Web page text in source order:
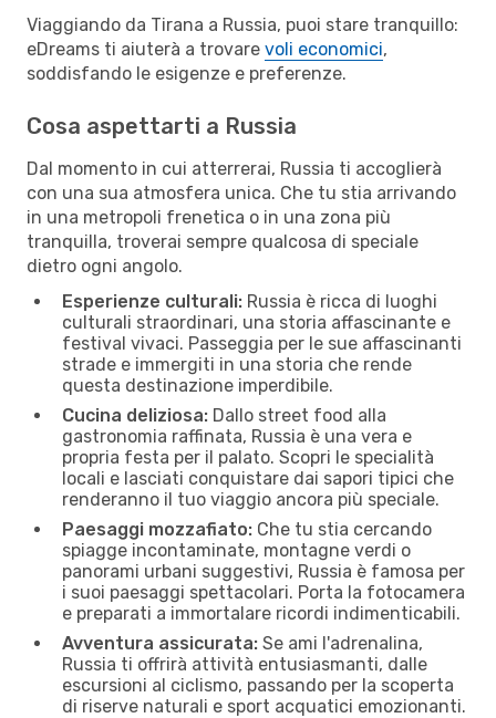
Viaggiando da Tirana a Russia, puoi stare tranquillo:
eDreams ti aiuterà a trovare voli economici,
soddisfando le esigenze e preferenze.
Cosa aspettarti a Russia
Dal momento in cui atterrerai, Russia ti accoglierà
con una sua atmosfera unica. Che tu stia arrivando
in una metropoli frenetica o in una zona più
tranquilla, troverai sempre qualcosa di speciale
dietro ogni angolo.
Esperienze culturali: Russia è ricca di luoghi
culturali straordinari, una storia affascinante e
festival vivaci. Passeggia per le sue affascinanti
strade e immergiti in una storia che rende
questa destinazione imperdibile.
Cucina deliziosa: Dallo street food alla
gastronomia raffinata, Russia è una vera e
propria festa per il palato. Scopri le specialità
locali e lasciati conquistare dai sapori tipici che
renderanno il tuo viaggio ancora più speciale.
Paesaggi mozzafiato: Che tu stia cercando
spiagge incontaminate, montagne verdi o
panorami urbani suggestivi, Russia è famosa per
i suoi paesaggi spettacolari. Porta la fotocamera
e preparati a immortalare ricordi indimenticabili.
Avventura assicurata: Se ami l'adrenalina,
Russia ti offrirà attività entusiasmanti, dalle
escursioni al ciclismo, passando per la scoperta
di riserve naturali e sport acquatici emozionanti.